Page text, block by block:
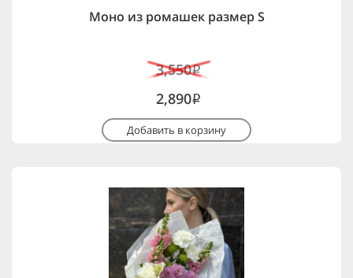
Моно из ромашек размер S
3,550i
2,890i
Добавить в корзину